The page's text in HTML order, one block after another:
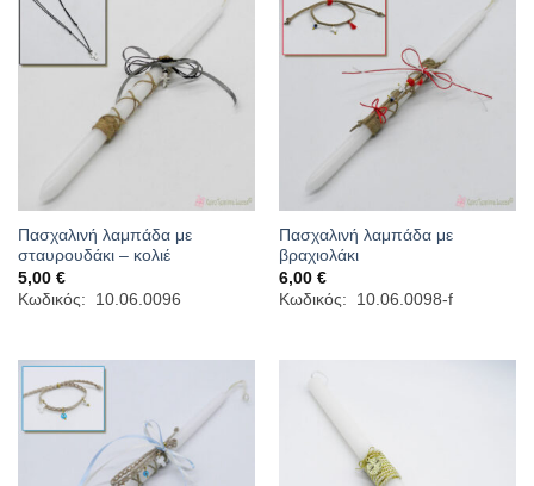
Πασχαλινή λαμπάδα με
σταυρουδάκι – κολιέ
5,00 €
Κωδικός: 10.06.0096
Πασχαλινή λαμπάδα με
βραχιολάκι
6,00 €
Κωδικός: 10.06.0098-f